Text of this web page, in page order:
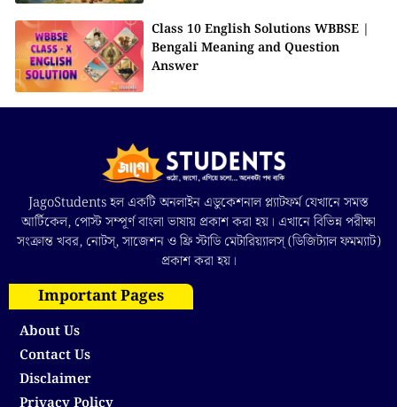
Class 10 English Solutions WBBSE |
Bengali Meaning and Question
Answer
JagoStudents হল একটি অনলাইন এডুকেশনাল প্ল্যাটফর্ম যেখানে সমস্ত
আর্টিকেল, পোস্ট সম্পূর্ণ বাংলা ভাষায় প্রকাশ করা হয়। এখানে বিভিন্ন পরীক্ষা
সংক্রান্ত খবর, নোটস্, সাজেশন ও ফ্রি স্টাডি মেটারিয়্যালস্ (ডিজিট্যাল ফমম্যাট)
প্রকাশ করা হয়।
Important Pages
About Us
Contact Us
Disclaimer